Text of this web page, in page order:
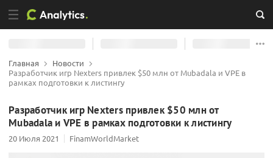
Главная
Новости
Разработчик игр Nexters привлек $50 млн от Mubadala и VPE в
рамках подготовки к листингу
Разработчик игр Nexters привлек $50 млн от
Mubadala и VPE в рамках подготовки к листингу
20 Июля 2021 FinamWorldMarket